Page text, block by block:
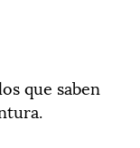
que saben